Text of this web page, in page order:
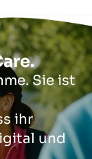
Sie ist
ihr
und